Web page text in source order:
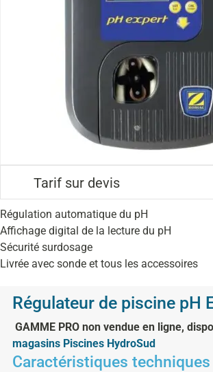
Tarif sur devis
Régulation automatique du pH
Affichage digital de la lecture du pH
Sécurité surdosage
Livrée avec sonde et tous les accessoires
Régulateur de piscine pH
GAMME PRO non vendue en ligne,
magasins Piscines HydroSud
Caractéristiques techniques